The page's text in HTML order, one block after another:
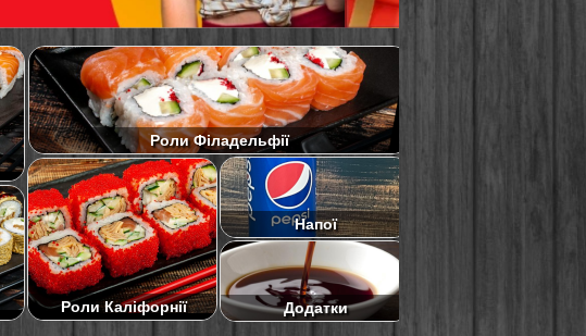
Роли Філадельфії
Роли Каліфорнії
Напої
Додатки